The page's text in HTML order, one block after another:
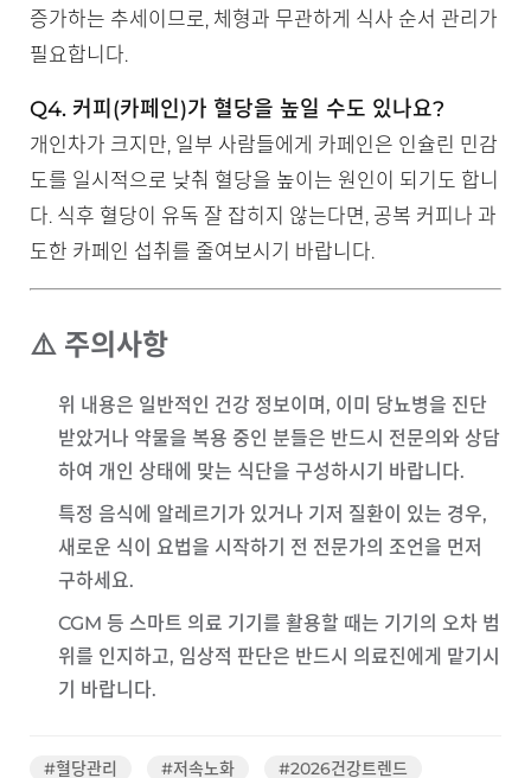
증가하는 추세이므로, 체형과 무관하게 식사 순서 관리가
필요합니다.
Q4. 커피(카페인)가 혈당을 높일 수도 있나요?
개인차가 크지만, 일부 사람들에게 카페인은 인슐린 민감
도를 일시적으로 낮춰 혈당을 높이는 원인이 되기도 합니
다. 식후 혈당이 유독 잘 잡히지 않는다면, 공복 커피나 과
도한 카페인 섭취를 줄여보시기 바랍니다.
⚠️ 주의사항
위 내용은 일반적인 건강 정보이며, 이미 당뇨병을 진단
받았거나 약물을 복용 중인 분들은 반드시 전문의와 상담
하여 개인 상태에 맞는 식단을 구성하시기 바랍니다.
특정 음식에 알레르기가 있거나 기저 질환이 있는 경우,
새로운 식이 요법을 시작하기 전 전문가의 조언을 먼저
구하세요.
CGM 등 스마트 의료 기기를 활용할 때는 기기의 오차 범
위를 인지하고, 임상적 판단은 반드시 의료진에게 맡기시
기 바랍니다.
#혈당관리 #저속노화
#2026건강트렌드